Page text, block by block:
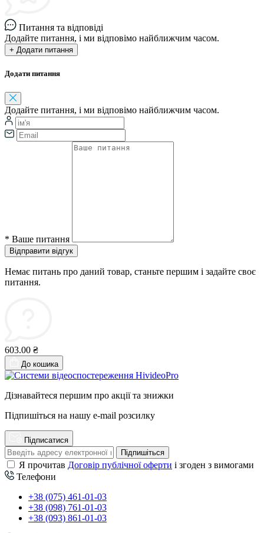
Питання та відповіді
Додайте питання, і ми відповімо найближчим часом.
+ Додати питання
Додати питання
Додайте питання, і ми відповімо найближчим часом.
* Ваше питання
Відправити відгук
Немає питань про даний товар, станьте першим і задайте своє
питання.
603.00 ₴
До кошика
Дізнавайтеся першим про акції та знижки
Підпишіться на нашу e-mail розсилку
Підписатися
Підпишіться
Я прочитав Договір публічної оферти і згоден з вимогами
Телефони
+38 (075) 461-01-03
+38 (098) 761-01-03
+38 (093) 861-01-03